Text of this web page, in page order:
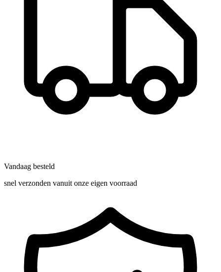
Vandaag besteld
snel verzonden vanuit onze eigen voorraad